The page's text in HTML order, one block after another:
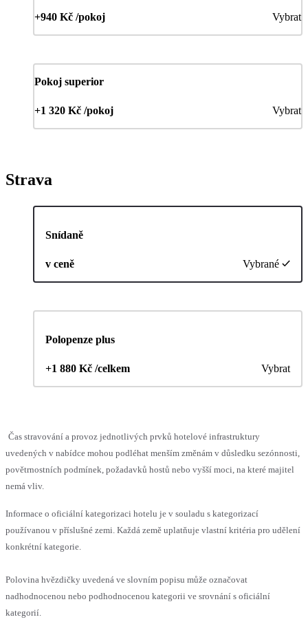
+940 Kč /pokoj Vybrat
Pokoj superior
+1 320 Kč /pokoj Vybrat
Strava
Snídaně
v ceně Vybrané
Polopenze plus
+1 880 Kč /celkem Vybrat
Čas stravování a provoz jednotlivých prvků hotelové infrastruktury
uvedených v nabídce mohou podléhat menším změnám v důsledku sezónnosti,
povětrnostních podmínek, požadavků hostů nebo vyšší moci, na které majitel
nemá vliv.
Informace o oficiální kategorizaci hotelu je v souladu s kategorizací
používanou v příslušné zemi. Každá země uplatňuje vlastní kritéria pro udělení
konkrétní kategorie.
Polovina hvězdičky uvedená ve slovním popisu může označovat
nadhodnocenou nebo podhodnocenou kategorii ve srovnání s oficiální
kategorií.